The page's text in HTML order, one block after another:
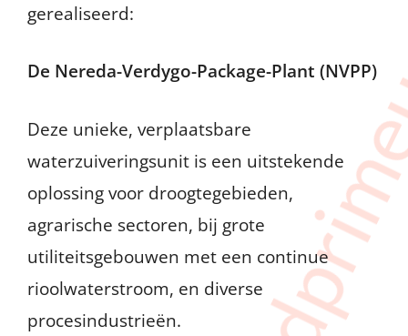
gerealiseerd:
De Nereda-Verdygo-Package-Plant (NVPP)
Deze unieke, verplaatsbare
waterzuiveringsunit is een uitstekende
oplossing voor droogtegebieden,
agrarische sectoren, bij grote
utiliteitsgebouwen met een continue
rioolwaterstroom, en diverse
procesindustrieën.